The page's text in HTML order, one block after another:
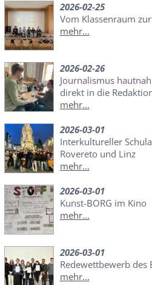
2026-02-25
Vom Klassenraum
mehr...
2026-02-26
Journalismus
direkt in die
mehr...
2026-03-01
Interkultureller
Rovereto und Linz
mehr...
2026-03-01
Kunst-BORG im Kino
mehr...
2026-03-01
Redewettbewerb des
mehr...